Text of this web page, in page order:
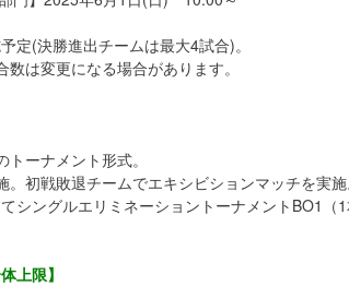
定(決勝進出チームは最大4試合)。
は変更になる場合があります。
トーナメント形式。
。初戦敗退チームでエキシビションマッチを実施
シングルエリミネーショントーナメントBO1（
上限】